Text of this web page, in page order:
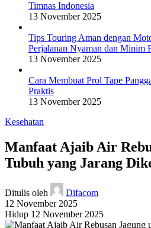
Timnas Indonesia
13 November 2025
Tips Touring Aman dengan
Perjalanan Nyaman dan Minim
13 November 2025
Cara Membuat Prol Tape
Praktis
13 November 2025
Kesehatan
Manfaat Ajaib Air
Tubuh yang Jarang
Ditulis oleh
Difacom
12 November 2025
Hidup 12 November 2025